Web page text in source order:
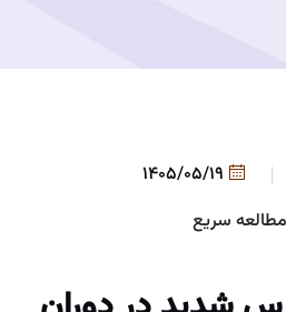
مطالعه سریع